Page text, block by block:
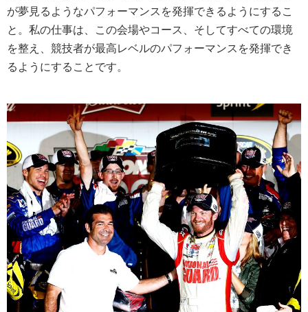
が夢見るようなパフォーマンスを発揮できるようにするこ
と。私の仕事は、この会場やコース、そしてすべての環境
を整え、競技者が最高レベルのパフォーマンスを発揮でき
るようにすることです。